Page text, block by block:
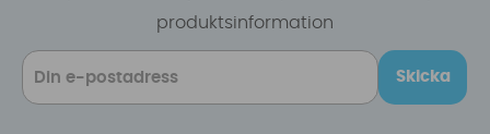
produktsinformation
Skicka